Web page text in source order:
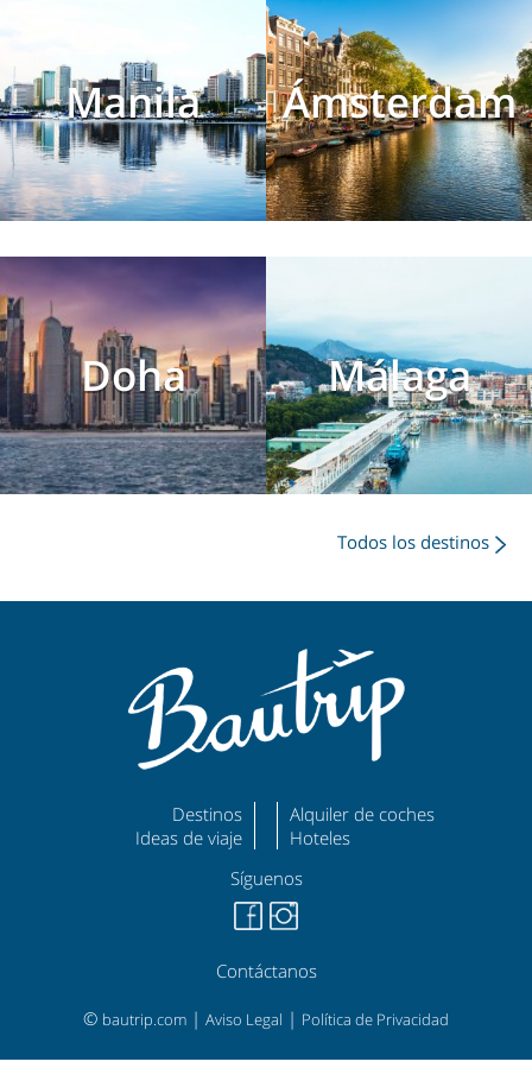
Manila Ámsterdam
Doha Málaga
Todos los destinos
Destinos
Ideas de viaje
Alquiler de coches
Hoteles
Síguenos
Contáctanos
© bautrip.com | Aviso Legal | Política de Privacidad